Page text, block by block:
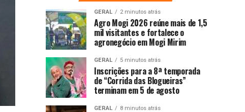
GERAL 2 minutos atrás
Agro Mogi 2026 reúne mais de 1,5
mil visitantes e fortalece o
agronegócio em Mogi Mirim
GERAL 5 minutos atrás
Inscrições para a 8ª temporada
de “Corrida das Blogueiras”
terminam em 5 de agosto
GERAL 8 minutos atrás